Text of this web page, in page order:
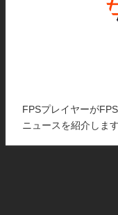
FPSプレイヤーが
ニュースを紹介します